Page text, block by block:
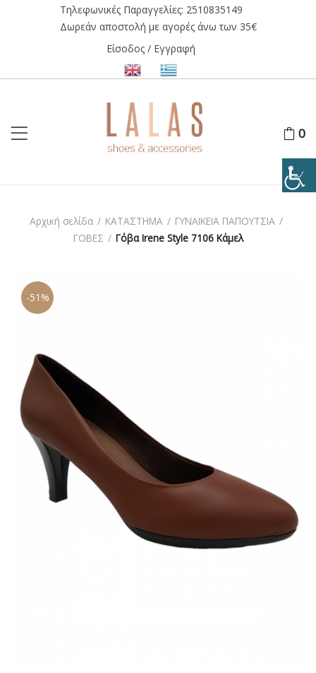
Τηλεφωνικές Παραγγελίες: 2510835149
Δωρεάν αποστολή με αγορές άνω των 35€
Είσοδος / Εγγραφή
0
Αρχική σελίδα / ΚΑΤΑΣΤΗΜΑ / ΓΥΝΑΙΚΕΙΑ ΠΑΠΟΥΤΣΙΑ /
ΓΟΒΕΣ / Γόβα Irene Style 7106 Κάμελ
-51%